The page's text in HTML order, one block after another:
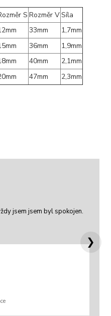
S Rozměr VSíla
33mm
1,7mm
36mm
1,9mm
40mm
2,1mm
47mm 2,3mm
jsem jsem byl spokojen.
❯